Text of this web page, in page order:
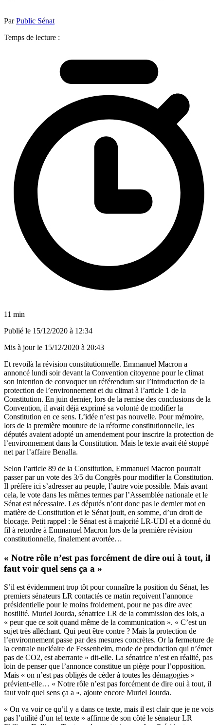
ParPublic Sénat
Temps de lecture :
11 min
Publié le 15/12/2020 à 12:34
Mis à jour le 15/12/2020 à 20:43
Et revoilà la révision constitutionnelle. Emmanuel Macron a
annoncé lundi soir devant la Convention citoyenne pour le climat
son intention de convoquer un référendum sur l’introduction de la
protection de l’environnement et du climat à l’article 1 de la
Constitution. En juin dernier, lors de la remise des conclusions de la
Convention, il avait déjà exprimé sa volonté de modifier la
Constitution en ce sens. L’idée n’est pas nouvelle. Pour mémoire,
lors de la première mouture de la réforme constitutionnelle, les
députés avaient adopté un amendement pour inscrire la protection de
l’environnement dans la Constitution. Mais le texte avait été stoppé
net par l’affaire Benalla.
Selon l’article 89 de la Constitution, Emmanuel Macron pourrait
passer par un vote des 3/5 du Congrès pour modifier la Constitution.
Il préfère ici s’adresser au peuple, l’autre voie possible. Mais avant
cela, le vote dans les mêmes termes par l’Assemblée nationale et le
Sénat est nécessaire. Les députés n’ont donc pas le dernier mot en
matière de Constitution et le Sénat jouit, en somme, d’un droit de
blocage. Petit rappel : le Sénat est à majorité LR-UDI et a donné du
fil à retordre à Emmanuel Macron lors de la première révision
constitutionnelle, finalement avortée…
« Notre rôle n’est pas forcément de dire oui à tout, il
faut voir quel sens ça a »
S’il est évidemment trop tôt pour connaître la position du Sénat, les
premiers sénateurs LR contactés ce matin reçoivent l’annonce
présidentielle pour le moins froidement, pour ne pas dire avec
hostilité. Muriel Jourda, sénatrice LR de la commission des lois, a
« peur que ce soit quand même de la communication ». « C’est un
sujet très alléchant. Qui peut être contre ? Mais la protection de
l’environnement passe par des mesures concrètes. Or la fermeture de
la centrale nucléaire de Fessenheim, mode de production qui n’émet
pas de CO2, est aberrante » dit-elle. La sénatrice n’est en réalité, pas
loin de penser que l’annonce constitue un piège pour l’opposition.
Mais « on n’est pas obligés de céder à toutes les démagogies »
prévient-elle… « Notre rôle n’est pas forcément de dire oui à tout, il
faut voir quel sens ça a », ajoute encore Muriel Jourda.
« On va voir ce qu’il y a dans ce texte, mais il est clair que je ne vois
pas l’utilité d’un tel texte » affirme de son côté le sénateur LR